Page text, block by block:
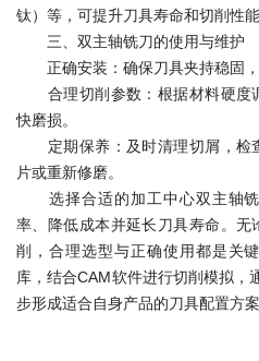
钛）等，可提升刀具寿命和切削性能
三、双主轴铣刀的使用与维护
正确安装：确保刀具夹持稳固，
合理切削参数：根据材料硬度
快磨损。
定期保养：及时清理切屑，检
片或重新修磨。
选择合适的加工中心双主轴铣
率、降低成本并延长刀具寿命。无
削，合理选型与正确使用都是关
库，结合CAM软件进行切削模拟，
步形成适合自身产品的刀具配置方案